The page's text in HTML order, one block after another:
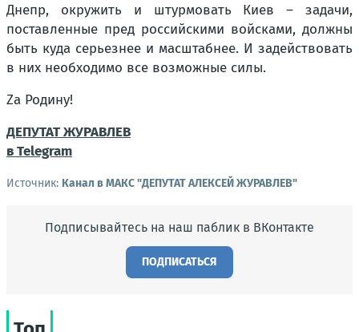
Днепр, окружить и штурмовать Киев – задачи,
поставленные пред российскими войсками, должны
быть куда серьезнее и масштабнее. И задействовать
в них необходимо все возможные силы.
Za Родину!
ДЕПУТАТ ЖУРАВЛЕВ
в Telegram
Источник: Канал в МАКС "ДЕПУТАТ АЛЕКСЕЙ ЖУРАВЛЕВ"
Подписывайтесь на наш паблик в ВКонтакте
ПОДПИСАТЬСЯ